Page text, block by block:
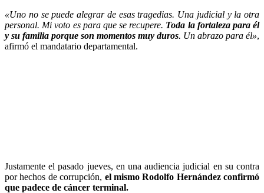
«Uno no se puede alegrar de esas tragedias. Una judicial y la otra
personal. Mi voto es para que se recupere. Toda la fortaleza para él
y su familia porque son momentos muy duros. Un abrazo para él»,
afirmó el mandatario departamental.
Justamente el pasado jueves, en una audiencia judicial en su contra
por hechos de corrupción, el mismo Rodolfo Hernández confirmó
que padece de cáncer terminal.